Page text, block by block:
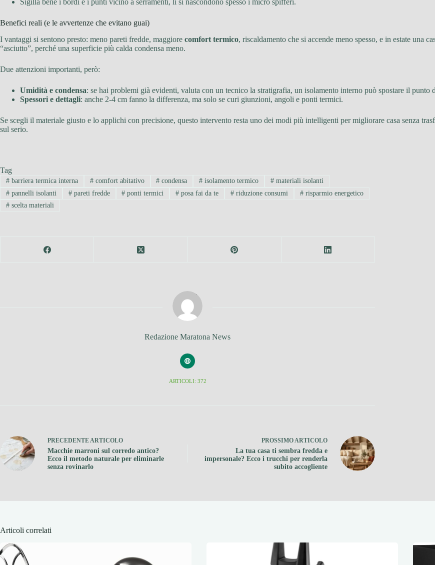
Sigilla bene i bordi e i punti vicino a serramenti, lì si nascondono spesso i micro spifferi.
Benefici reali (e le avvertenze che evitano guai)
I vantaggi si sentono presto: meno pareti fredde, maggiore comfort termico, riscaldamento che si accende meno spesso, e in estate una
“asciutto”, perché una superficie più calda condensa meno.
Due attenzioni importanti, però:
Umidità e condensa: se hai problemi già evidenti, valuta con un tecnico la stratigrafia, un isolamento interno può spostare il punto
Spessori e dettagli: anche 2-4 cm fanno la differenza, ma solo se curi giunzioni, angoli e ponti termici.
Se scegli il materiale giusto e lo applichi con precisione, questo intervento resta uno dei modi più intelligenti per migliorare casa senza
sul serio.
Tag
#barriera termica interna #comfort abitativo # condensa # isolamento termico # materiali isolanti
#pannelli isolanti #pareti fredde # ponti termici # posa fai da te # riduzione consumi #risparmio energetico
#scelta materiali
Redazione Maratona News
ARTICOLI: 372
PRECEDENTEARTICOLO
Macchie marroni sul corredo antico?
Ecco il metodo naturale per eliminarle
senza rovinarlo
PROSSIMOARTICOLO
La tua casa ti sembra fredda e
impersonale? Ecco i trucchi per renderla
subito accogliente
Articoli correlati